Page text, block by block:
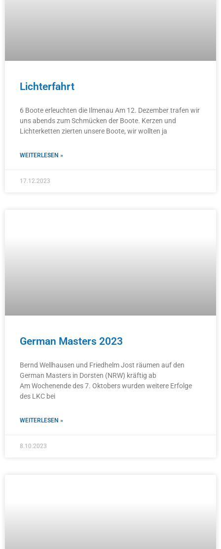
Lichterfahrt
6 Boote erleuchten die Ilmenau Am 12. Dezember trafen wir
uns abends zum Schmücken der Boote. Kerzen und
Lichterketten zierten unsere Boote, wir wollten ja
WEITERLESEN »
17.12.2023
German Masters 2023
Bernd Wellhausen und Friedhelm Jost räumen auf den
German Masters in Dorsten (NRW) kräftig ab
Am Wochenende des 7. Oktobers wurden weitere Erfolge
des LKC bei
WEITERLESEN »
8.10.2023